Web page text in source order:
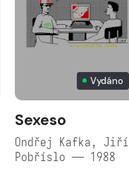
Vydáno
Sexeso
Ondřej Kafka, Jiří
Pobříslo — 1988